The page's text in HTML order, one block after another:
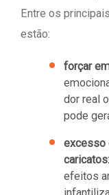
Entre os
estão:
forçar
dor real
pode
excesso
caricatos:
efeitos